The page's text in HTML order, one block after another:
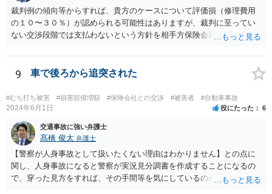
裁判例の傾向等からすれば、貴方のケースについて評価損（修理費用
の１０〜３０％）が認められる可能性はありますが、裁判に至ってい
ない交渉段階では支払わないという方針を相手方保険会社が貫く可能
9 車で後ろから追突された
#むち打ち被害 #損害賠償増額 #保険会社との交渉 #被害者 #自動車事故
2024年6月1日 役にたった 6
交通事故に強い弁護士
髙橋 俊太 弁護士
【警察が人身事故として扱いたくない理由はわかりません】との点に
関し、人身事故になると警察が実況見分調書を作成することになるの
で、穿った見方をすれば、その手間等を気にしているのかもしれませ